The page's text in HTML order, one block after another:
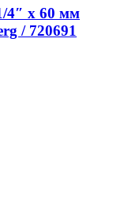
4″ х 60 мм
/ 720691